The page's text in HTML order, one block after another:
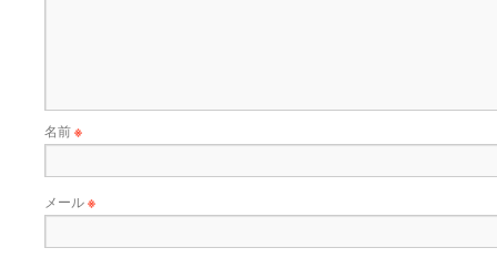
名前※
メール※